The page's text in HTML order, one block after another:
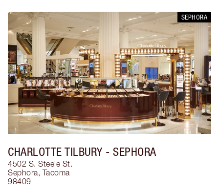
SEPHORA
CHARLOTTE TILBURY - SEPHORA
4502 S. Steele St.
Sephora, Tacoma
98409